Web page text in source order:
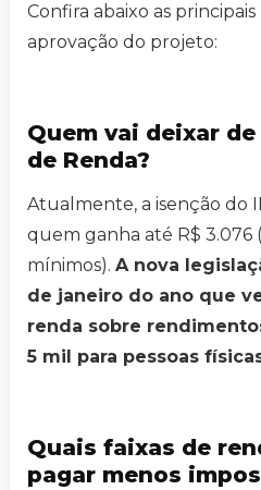
Confira abaixo as
aprovação do projeto:
Quem vai deixar
de Renda?
Atualmente, a isenção do
quem ganha até R$ 3.076
mínimos). A nova
de janeiro do ano que
renda sobre
5 mil para pessoas
Quais faixas de
pagar menos